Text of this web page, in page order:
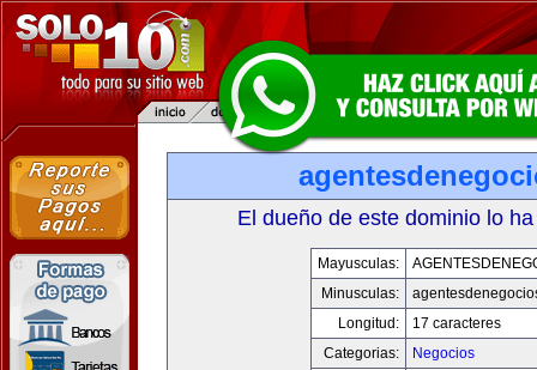
El dueño de este dominio lo
Mayusculas:
Minusculas:
Longitud:
17 caracteres
Categorias:
Negocios